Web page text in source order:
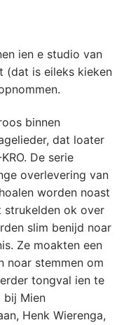
ien e studio van
(dat is eileks kieken
binnen
dat loater
De serie
overlevering van
worden noast
strukelden ok over
slim benijd noar
Ze moakten een
noar stemmen om
tongval ien te
bij Mien
Henk Wierenga,